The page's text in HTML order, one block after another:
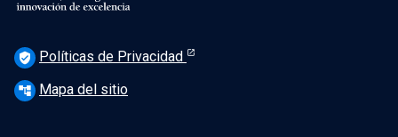
verified_user Políticas de Privacidad
account_tree Mapa del sitio